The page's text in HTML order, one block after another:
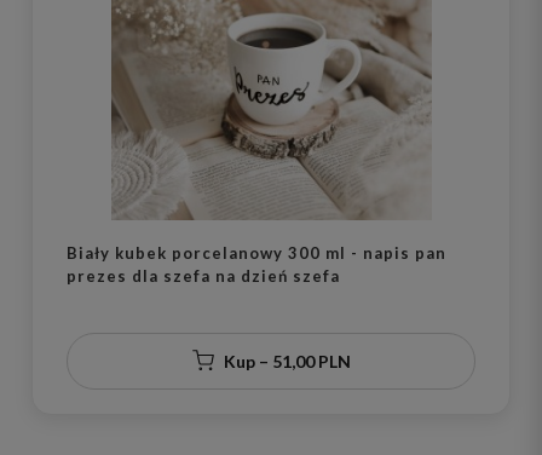
Biały kubek porcelanowy 300 ml - napis pan
prezes dla szefa na dzień szefa
Kup – 51,00 PLN